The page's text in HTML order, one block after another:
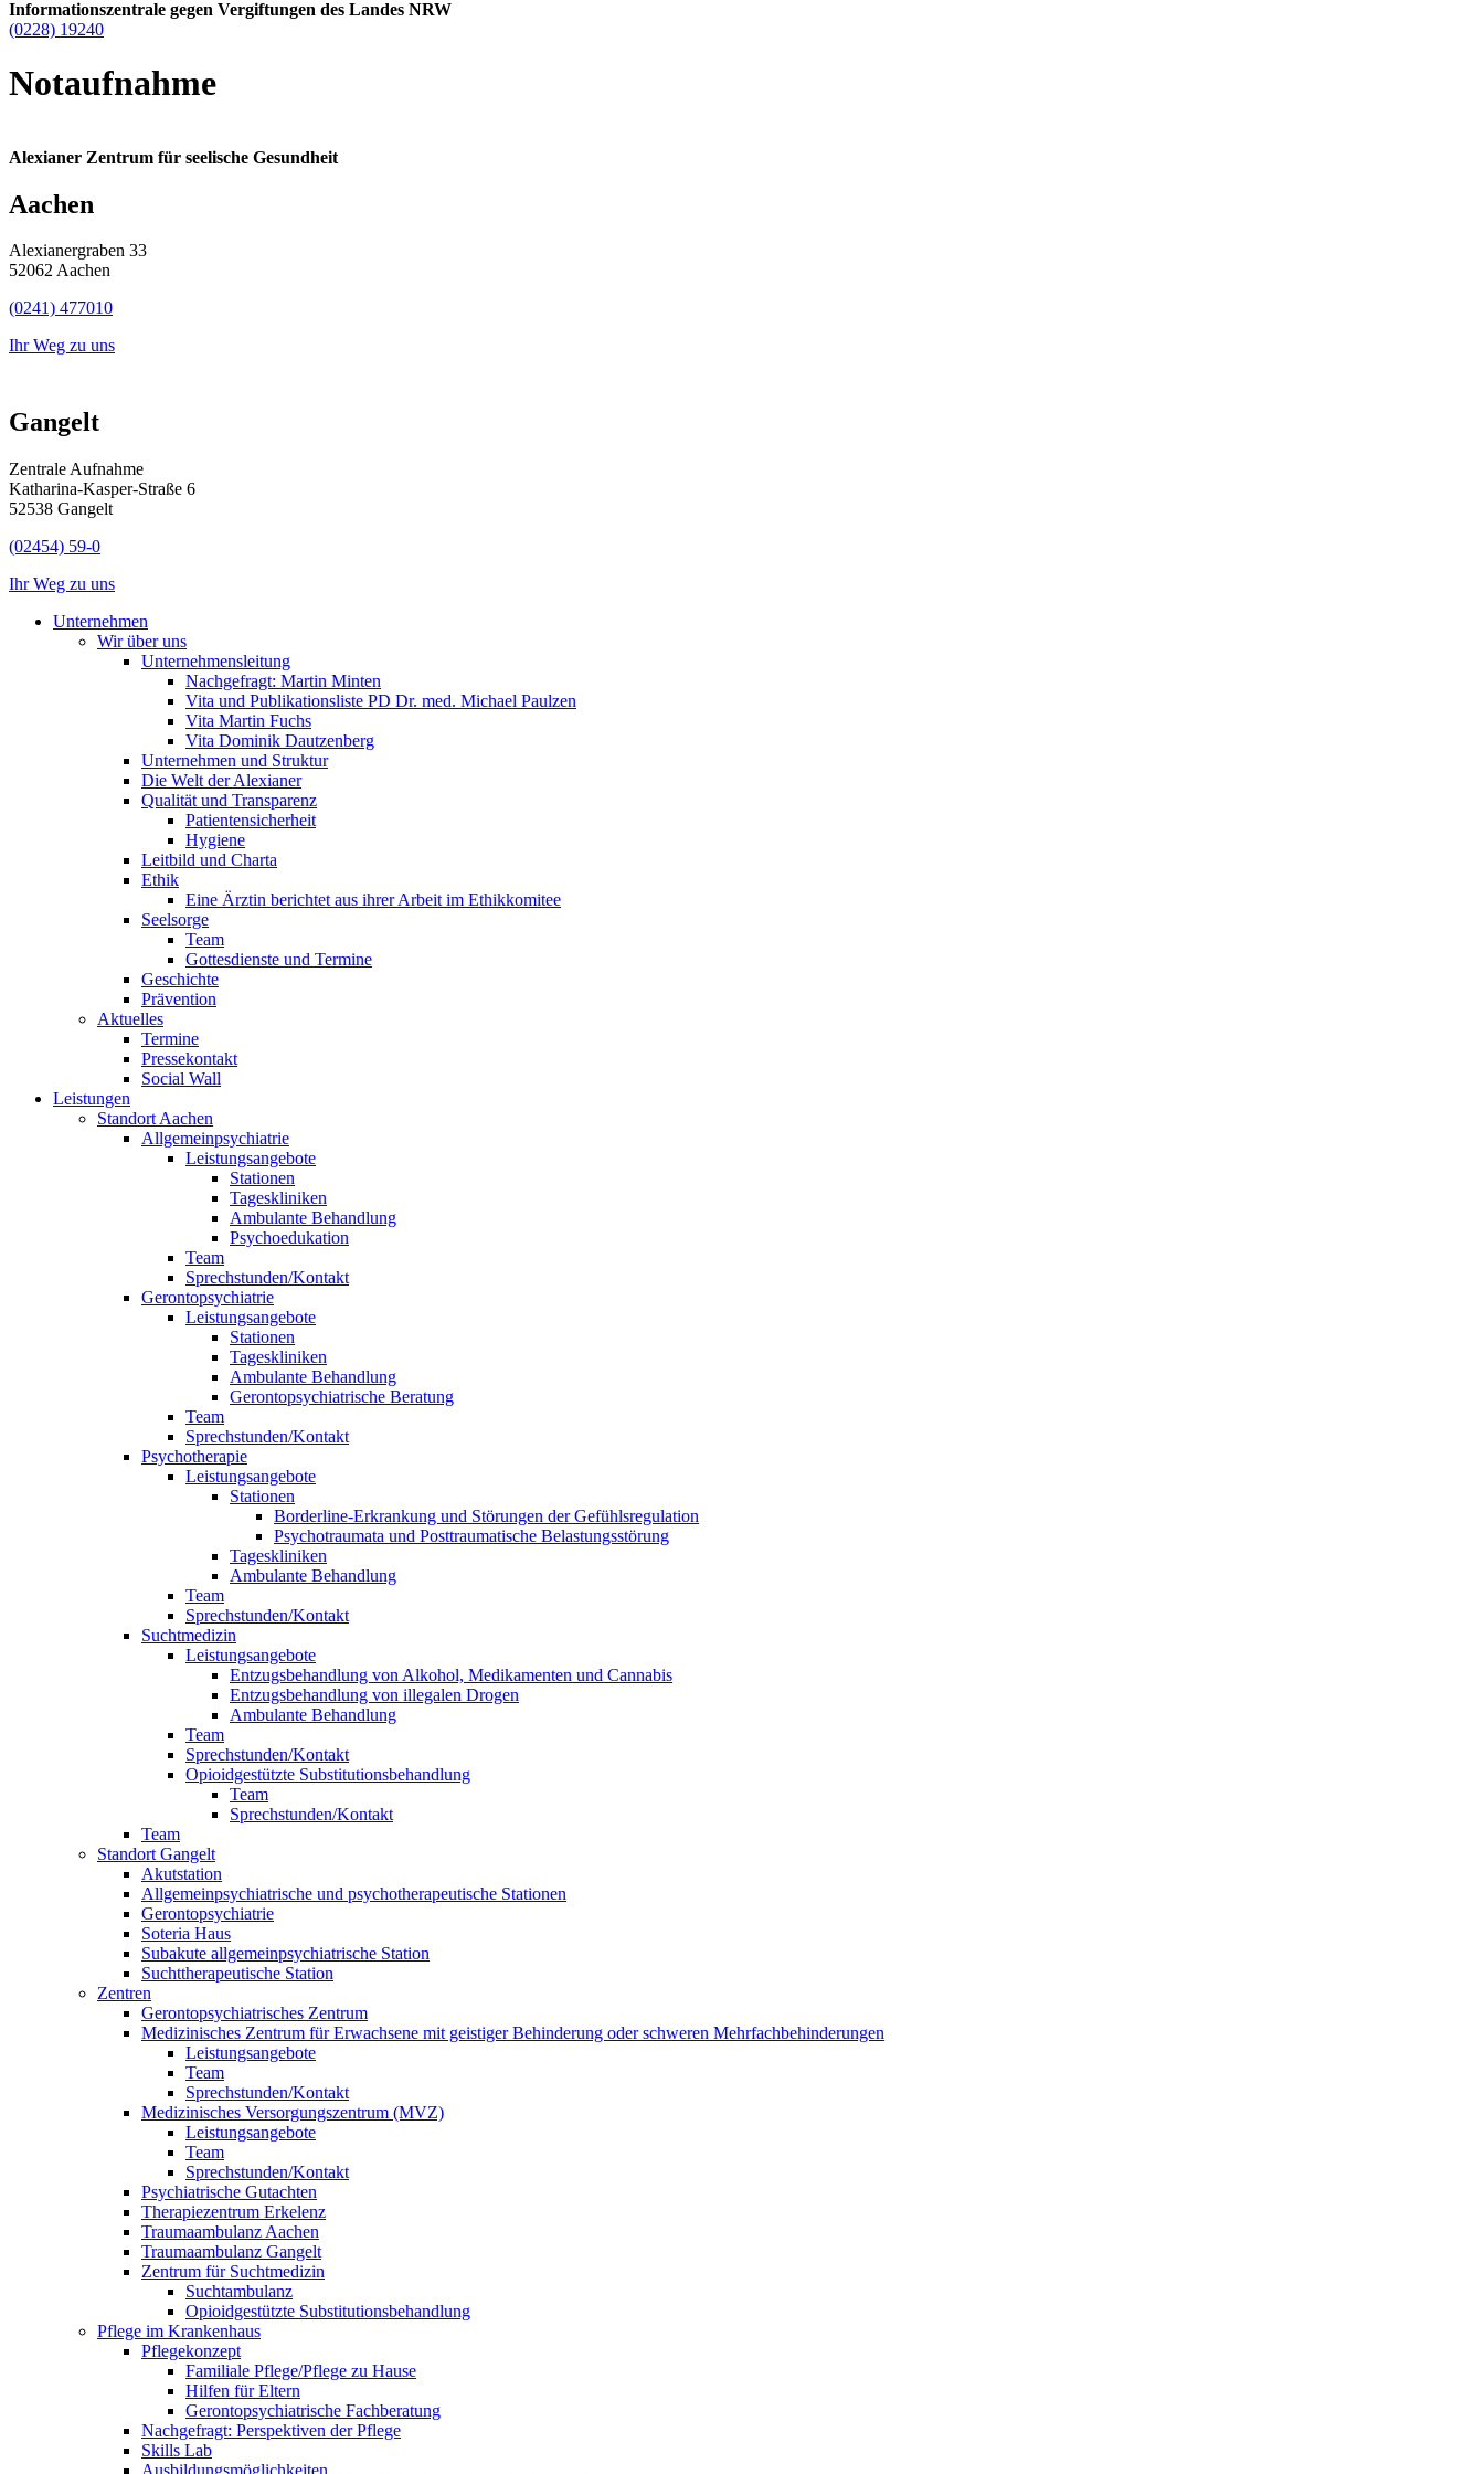
Informationszentrale gegen Vergiftungen des Landes NRW
(0228) 19240
Notaufnahme
Alexianer Zentrum für seelische Gesundheit
Aachen
Alexianergraben 33
52062 Aachen
(0241) 477010
Ihr Weg zu uns
Gangelt
Zentrale Aufnahme
Katharina-Kasper-Straße 6
52538 Gangelt
(02454) 59-0
Ihr Weg zu uns
Unternehmen
Wir über uns
Unternehmensleitung
Nachgefragt: Martin Minten
Vita und Publikationsliste PD Dr. med. Michael Paulzen
Vita Martin Fuchs
Vita Dominik Dautzenberg
Unternehmen und Struktur
Die Welt der Alexianer
Qualität und Transparenz
Patientensicherheit
Hygiene
Leitbild und Charta
Ethik
Eine Ärztin berichtet aus ihrer Arbeit im Ethikkomitee
Seelsorge
Team
Gottesdienste und Termine
Geschichte
Prävention
Aktuelles
Termine
Pressekontakt
Social Wall
Leistungen
Standort Aachen
Allgemeinpsychiatrie
Leistungsangebote
Stationen
Tageskliniken
Ambulante Behandlung
Psychoedukation
Team
Sprechstunden/Kontakt
Gerontopsychiatrie
Leistungsangebote
Stationen
Tageskliniken
Ambulante Behandlung
Gerontopsychiatrische Beratung
Team
Sprechstunden/Kontakt
Psychotherapie
Leistungsangebote
Stationen
Borderline-Erkrankung und Störungen der Gefühlsregulation
Psychotraumata und Posttraumatische Belastungsstörung
Tageskliniken
Ambulante Behandlung
Team
Sprechstunden/Kontakt
Suchtmedizin
Leistungsangebote
Entzugsbehandlung von Alkohol, Medikamenten und Cannabis
Entzugsbehandlung von illegalen Drogen
Ambulante Behandlung
Team
Sprechstunden/Kontakt
Opioidgestützte Substitutionsbehandlung
Team
Sprechstunden/Kontakt
Team
Standort Gangelt
Akutstation
Allgemeinpsychiatrische und psychotherapeutische Stationen
Gerontopsychiatrie
Soteria Haus
Subakute allgemeinpsychiatrische Station
Suchttherapeutische Station
Zentren
Gerontopsychiatrisches Zentrum
Medizinisches Zentrum für Erwachsene mit geistiger Behinderung oder schweren Mehrfachbehinderungen
Leistungsangebote
Team
Sprechstunden/Kontakt
Medizinisches Versorgungszentrum (MVZ)
Leistungsangebote
Team
Sprechstunden/Kontakt
Psychiatrische Gutachten
Therapiezentrum Erkelenz
Traumaambulanz Aachen
Traumaambulanz Gangelt
Zentrum für Suchtmedizin
Suchtambulanz
Opioidgestützte Substitutionsbehandlung
Pflege im Krankenhaus
Pflegekonzept
Familiale Pflege/Pflege zu Hause
Hilfen für Eltern
Gerontopsychiatrische Fachberatung
Nachgefragt: Perspektiven der Pflege
Skills Lab